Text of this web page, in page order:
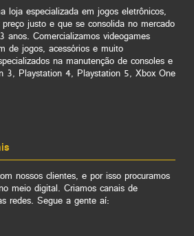
loja especializada em jogos eletrônicos,
justo e que se consolida no mercado
anos. Comercializamos videogames
de jogos, acessórios e muito
na manutenção de consoles e
3, Playstation 4, Playstation 5, Xbox One
nossos clientes, e por isso procuramos
meio digital. Criamos canais de
redes. Segue a gente aí: